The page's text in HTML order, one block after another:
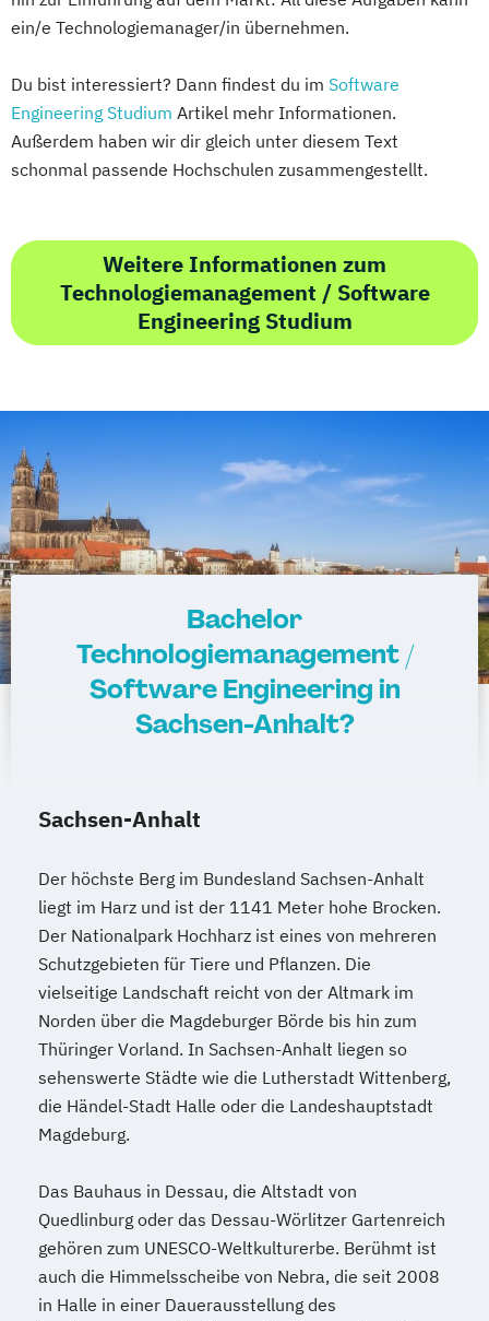
ein/e Technologiemanager/in übernehmen.
Du bist interessiert? Dann findest du im Software
Engineering Studium Artikel mehr Informationen.
Außerdem haben wir dir gleich unter diesem Text
schonmal passende Hochschulen zusammengestellt.
Weitere Informationen zum
Technologiemanagement / Software
Engineering Studium
Bachelor
Technologiemanagement /
Software Engineering in
Sachsen-Anhalt?
Sachsen-Anhalt
Der höchste Berg im Bundesland Sachsen-Anhalt
liegt im Harz und ist der 1141 Meter hohe Brocken.
Der Nationalpark Hochharz ist eines von mehreren
Schutzgebieten für Tiere und Pflanzen. Die
vielseitige Landschaft reicht von der Altmark im
Norden über die Magdeburger Börde bis hin zum
Thüringer Vorland. In Sachsen-Anhalt liegen so
sehenswerte Städte wie die Lutherstadt Wittenberg,
die Händel-Stadt Halle oder die Landeshauptstadt
Magdeburg.
Das Bauhaus in Dessau, die Altstadt von
Quedlinburg oder das Dessau-Wörlitzer Gartenreich
gehören zum UNESCO-Weltkulturerbe. Berühmt ist
auch die Himmelsscheibe von Nebra, die seit 2008
in Halle in einer Dauerausstellung des